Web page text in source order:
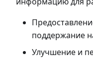
поддержание
Улучшение и